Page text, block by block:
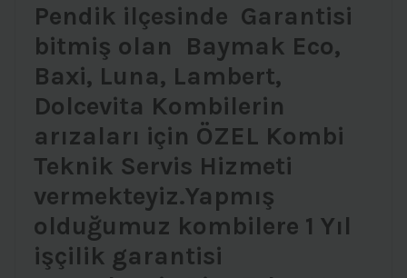
Pendik ilçesinde Garantisi
bitmiş olan Baymak Eco,
Baxi, Luna, Lambert,
Dolcevita Kombilerin
arızaları için ÖZEL Kombi
Teknik Servis Hizmeti
vermekteyiz.Yapmış
olduğumuz kombilere 1 Yıl
işçilik garantisi